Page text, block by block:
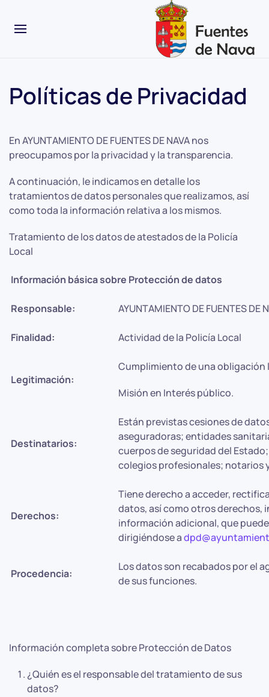
Políticas de Privacidad
En AYUNTAMIENTO DE FUENTES DE NAVA nos
preocupamos por la privacidad y la transparencia.
A continuación, le indicamos en detalle los
tratamientos de datos personales que realizamos, así
como toda la información relativa a los mismos.
Tratamiento de los datos de atestados de la Policía
Local
Información básica sobre Protección de datos
Responsable: AYUNTAMIENTO DE FUENTES DE
Finalidad: Actividad de la Policía Local
Legitimación:
Cumplimiento de una obligación
Misión en Interés público.
Destinatarios:
Están previstas cesiones de
aseguradoras; entidades
cuerpos de seguridad del
colegios profesionales; notarios
Derechos:
Tiene derecho a acceder,
datos, así como otros derechos,
información adicional, que
dirigiéndose a
Procedencia:
Los datos son recabados por el
de sus funciones.
Información completa sobre Protección de Datos
¿Quién es el responsable del tratamiento de sus
datos?